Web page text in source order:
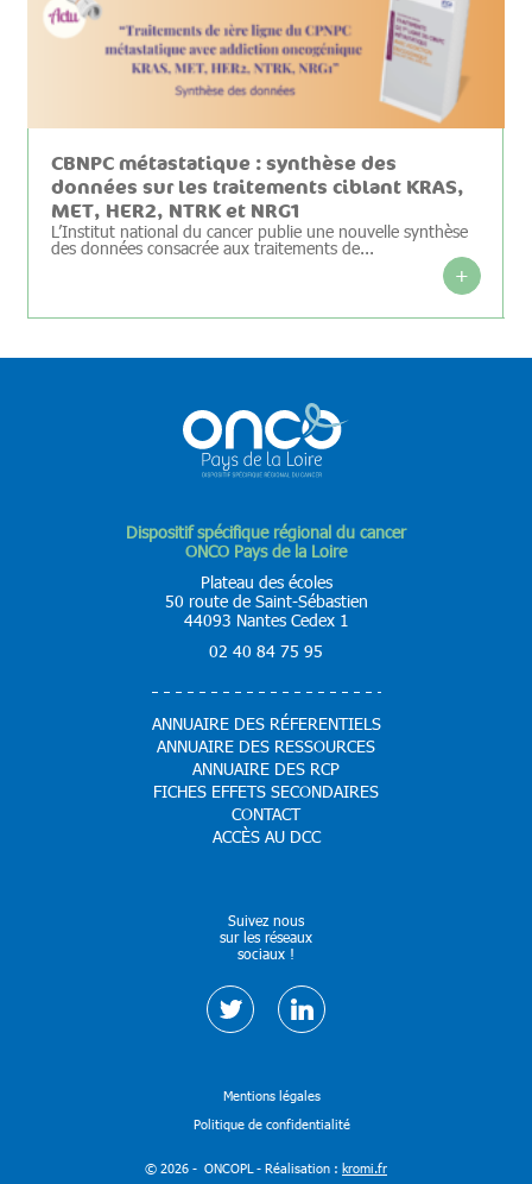
CBNPC métastatique : synthèse des
données sur les traitements ciblant KRAS,
MET, HER2, NTRK et NRG1
L’Institut national du cancer publie une nouvelle synthèse
des données consacrée aux traitements de...
+
Dispositif spécifique régional du cancer
ONCO Pays de la Loire
Plateau des écoles
50 route de Saint-Sébastien
44093 Nantes Cedex 1
02 40 84 75 95
ANNUAIRE DES RÉFERENTIELS
ANNUAIRE DES RESSOURCES
ANNUAIRE DES RCP
FICHES EFFETS SECONDAIRES
CONTACT
ACCÈS AU DCC
Suivez nous
sur les réseaux
sociaux !
Mentions légales
Politique de confidentialité
© 2026 - ONCOPL - Réalisation : kromi.fr